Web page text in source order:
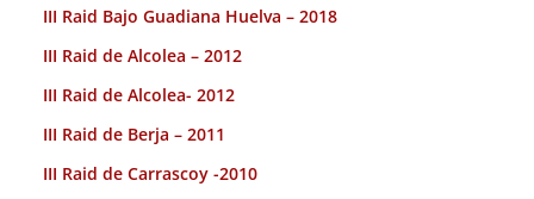
III Raid Bajo Guadiana Huelva – 2018
III Raid de Alcolea – 2012
III Raid de Alcolea- 2012
III Raid de Berja – 2011
III Raid de Carrascoy -2010